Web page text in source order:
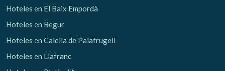
Hoteles en El Baix Empordà
Hoteles en Begur
Hoteles en Calella de Palafrugell
Hoteles en Llafranc